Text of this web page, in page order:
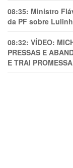
08:35: Ministro
da PF sobre
08:32: VÍDEO:
PRESSAS E
E TRAl PROMESSA